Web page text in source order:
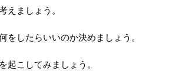
えましょう。
をしたらいいのか決めましょう。
起こしてみましょう。